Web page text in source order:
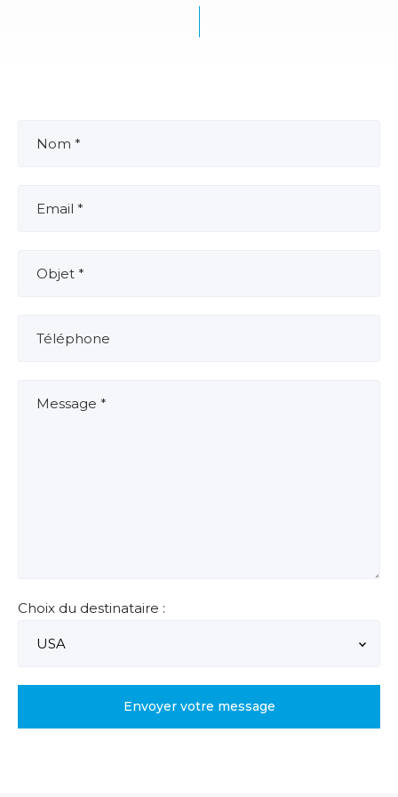
Choix du destinataire :